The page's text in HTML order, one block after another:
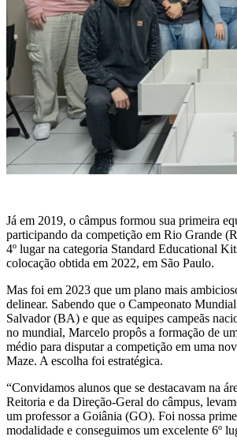
Já em 2019, o câmpus formou sua primeira
participando da competição em Rio Grande
4º lugar na categoria Standard Educational
colocação obtida em 2022, em São Paulo.
Mas foi em 2023 que um plano mais
delinear. Sabendo que o Campeonato
Salvador (BA) e que as equipes campeãs
no mundial, Marcelo propôs a formação de
médio para disputar a competição em uma
Maze. A escolha foi estratégica.
“Convidamos alunos que se destacavam na
Reitoria e da Direção-Geral do câmpus,
um professor a Goiânia (GO). Foi nossa
modalidade e conseguimos um excelente 6º